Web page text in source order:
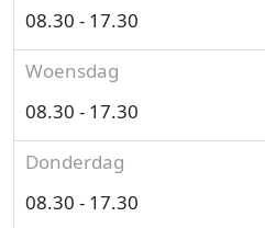
08.30 - 17.30
Woensdag
08.30 - 17.30
Donderdag
08.30 - 17.30